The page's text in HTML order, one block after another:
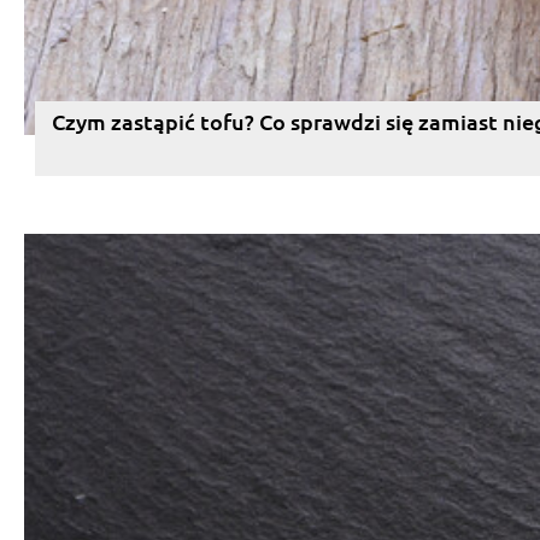
Czym zastąpić tofu? Co sprawdzi się zamiast